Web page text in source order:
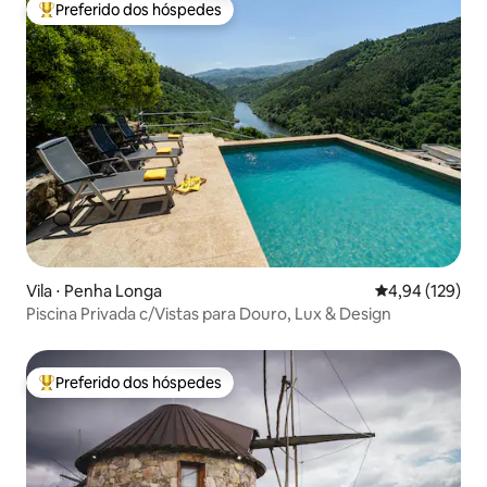
Entre os melhores preferidos dos hóspedes
Preferido dos hóspedes
Vila ⋅ Penha Longa 4,94 de uma
4,94 (129)
Piscina Privada c/Vistas para Douro, Lux & Design
Entre os melhores preferidos dos hóspedes
Preferido dos hóspedes